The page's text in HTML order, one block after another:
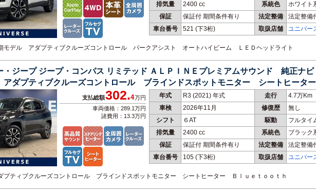
排気量
2400 cc 系統色
ホワイト
保証
保証付 期間条件有り 法定整備
法定整備
車台番号
521 (下3桁) 取扱店舗 ユニバ
モデル アダプティブクルーズコントロール パークアシスト オートハイビーム ＬＥＤヘッドライト
・ジープ ジープ・コンパス リミテッド ＡＬＰＩＮＥプレミアムサウンド 純正
ダプティブクルーズコントロール ブラインドスポットモニター シートヒータ
ゲート １オーナー
年式 R3 (2021) 年式 走行
4.7万Km
車検
2026年11月 修復歴
無し
シフト
６AT 駆動
フルタイ
排気量
2400 cc 系統色
ブラック
保証
保証付 期間条件有り 法定整備
法定整備
車台番号
105 (下3桁) 取扱店舗 ユニバ
支払総額302.4万円
車両価格：289.1万円
諸費用：13.3万円
プティブクルーズコントロール ブラインドスポットモニター シートヒーター Ｂｌｕｅｔｏｏｔｈ